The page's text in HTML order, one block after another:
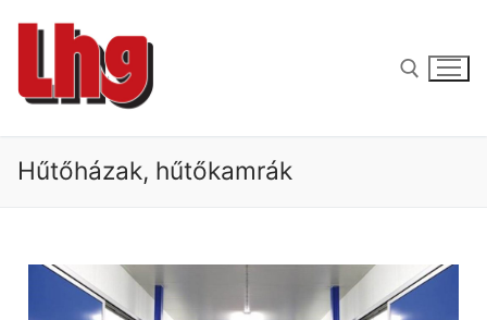
Hűtőházak, hűtőkamrák